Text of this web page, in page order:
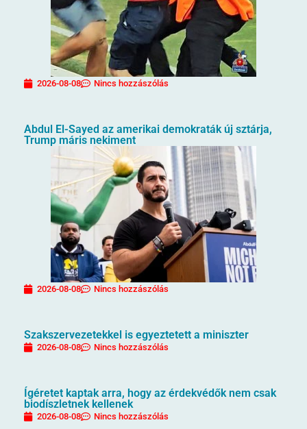
2026-08-08 Nincs hozzászólás
Abdul El-Sayed az amerikai demokraták új sztárja,
Trump máris nekiment
2026-08-08 Nincs hozzászólás
Szakszervezetekkel is egyeztetett a miniszter
2026-08-08 Nincs hozzászólás
Ígéretet kaptak arra, hogy az érdekvédők nem csak
biodíszletnek kellenek
2026-08-08 Nincs hozzászólás